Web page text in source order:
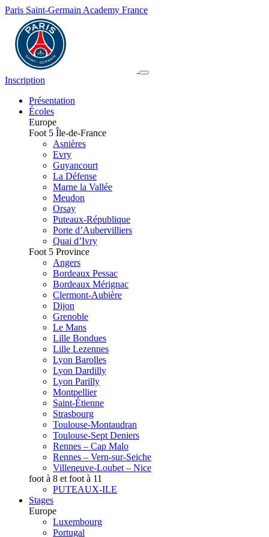
Paris Saint-Germain Academy France
Inscription
Présentation
Écoles
Europe
Foot 5 Île-de-France
Asnières
Evry
Guyancourt
La Défense
Marne la Vallée
Meudon
Orsay
Puteaux-République
Porte d’Aubervilliers
Quai d’Ivry
Foot 5 Province
Angers
Bordeaux Pessac
Bordeaux Mérignac
Clermont-Aubière
Dijon
Grenoble
Le Mans
Lille Bondues
Lille Lezennes
Lyon Barolles
Lyon Dardilly
Lyon Parilly
Montpellier
Saint-Étienne
Strasbourg
Toulouse-Montaudran
Toulouse-Sept Deniers
Rennes – Cap Malo
Rennes – Vern-sur-Seiche
Villeneuve-Loubet – Nice
foot à 8 et foot à 11
PUTEAUX-ILE
Stages
Europe
Luxembourg
Portugal